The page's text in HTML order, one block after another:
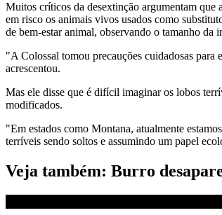
Muitos críticos da desextinção argumentam
em risco os animais vivos usados como
de bem-estar animal, observando o tamanho da
"A Colossal tomou precauções cuidadosas para
acrescentou.
Mas ele disse que é difícil imaginar os lobos
modificados.
"Em estados como Montana, atualmente
terríveis sendo soltos e assumindo um papel
Veja também: Burro